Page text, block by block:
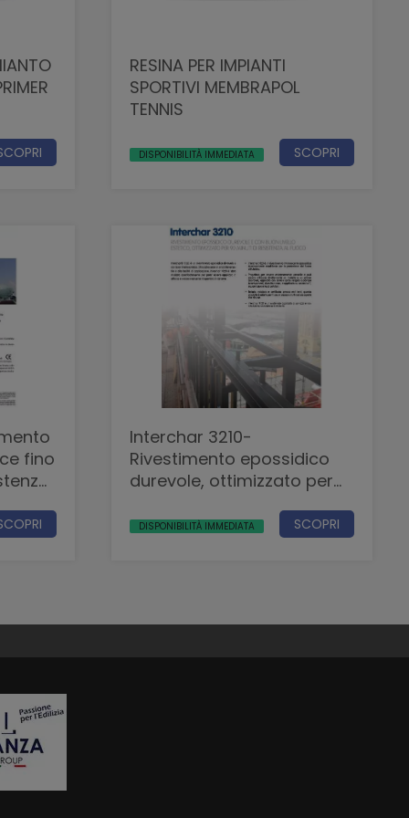
RESINA PER IMPIANTI
SPORTIVI MEMBRAPOL
TENNIS
DISPONIBILITÀ IMMEDIATA SCOPRI
fino
Interchar 3210-
Rivestimento epossidico
durevole, ottimizzato per
fuoco
DISPONIBILITÀ IMMEDIATA SCOPRI